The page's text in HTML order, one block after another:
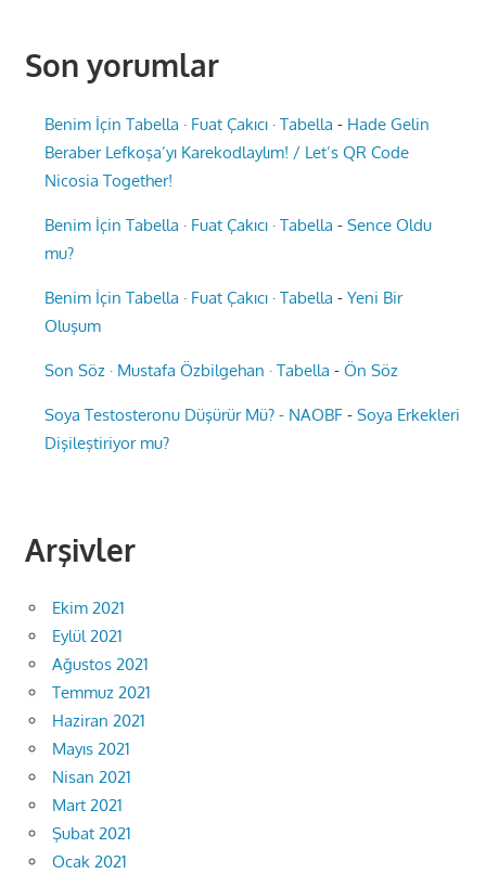
Son yorumlar
Benim İçin Tabella · Fuat Çakıcı · Tabella - Hade Gelin
Beraber Lefkoşa’yı Karekodlaylım! / Let’s QR Code
Nicosia Together!
Benim İçin Tabella · Fuat Çakıcı · Tabella -Sence Oldu
mu?
Benim İçin Tabella · Fuat Çakıcı · Tabella -Yeni Bir
Oluşum
Son Söz · Mustafa Özbilgehan · Tabella -Ön Söz
Soya Testosteronu Düşürür Mü? - NAOBF -Soya Erkekleri
Dişileştiriyor mu?
Arşivler
Ekim 2021
Eylül 2021
Ağustos 2021
Temmuz 2021
Haziran 2021
Mayıs 2021
Nisan 2021
Mart 2021
Şubat 2021
Ocak 2021